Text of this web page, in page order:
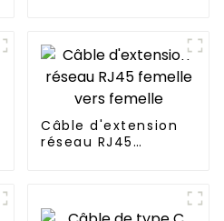
Câble d'extension
réseau RJ45